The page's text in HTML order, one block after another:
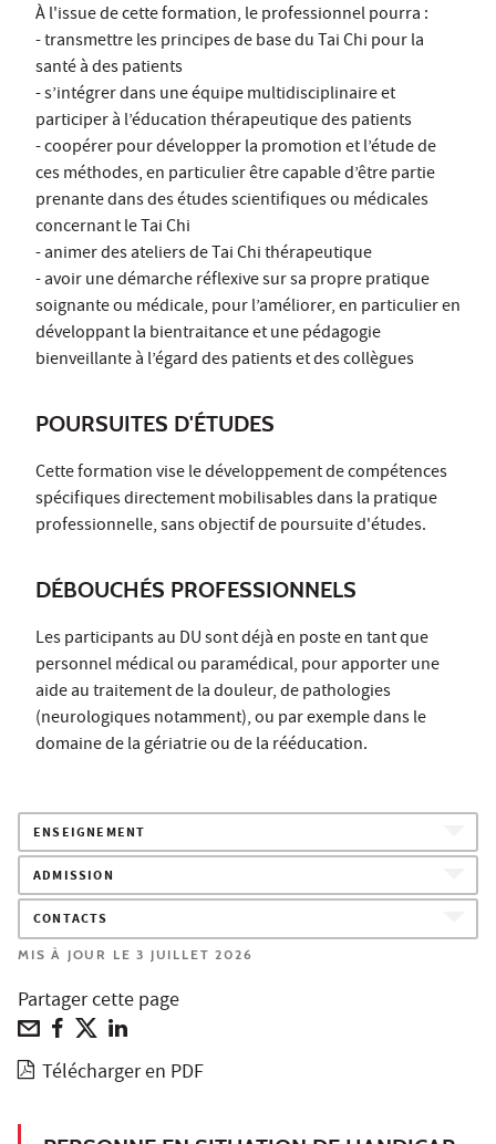
À l'issue de cette formation, le professionnel pourra :
- transmettre les principes de base du Tai Chi pour la
santé à des patients
- s’intégrer dans une équipe multidisciplinaire et
participer à l’éducation thérapeutique des patients
- coopérer pour développer la promotion et l’étude de
ces méthodes, en particulier être capable d’être partie
prenante dans des études scientifiques ou médicales
concernant le Tai Chi
- animer des ateliers de Tai Chi thérapeutique
- avoir une démarche réflexive sur sa propre pratique
soignante ou médicale, pour l’améliorer, en particulier en
développant la bientraitance et une pédagogie
bienveillante à l’égard des patients et des collègues
POURSUITES D'ÉTUDES
Cette formation vise le développement de compétences
spécifiques directement mobilisables dans la pratique
professionnelle, sans objectif de poursuite d'études.
DÉBOUCHÉS PROFESSIONNELS
Les participants au DU sont déjà en poste en tant que
personnel médical ou paramédical, pour apporter une
aide au traitement de la douleur, de pathologies
(neurologiques notamment), ou par exemple dans le
domaine de la gériatrie ou de la rééducation.
ENSEIGNEMENT
ADMISSION
CONTACTS
MIS À JOUR LE 3 JUILLET 2026
Partager cette page
Télécharger en PDF